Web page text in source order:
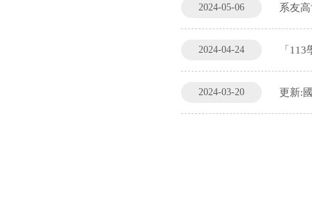
2024-05-06 系友
2024-04-24 「
2024-03-20 更新: